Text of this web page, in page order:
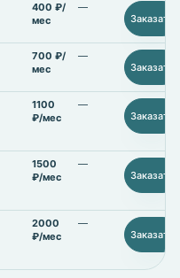
400 ₽/
мес
—
Заказать
700 ₽/
мес
—
Заказать
1100
₽/мес
—
Заказать
1500
₽/мес
—
Заказать
2000
₽/мес
—
Заказать